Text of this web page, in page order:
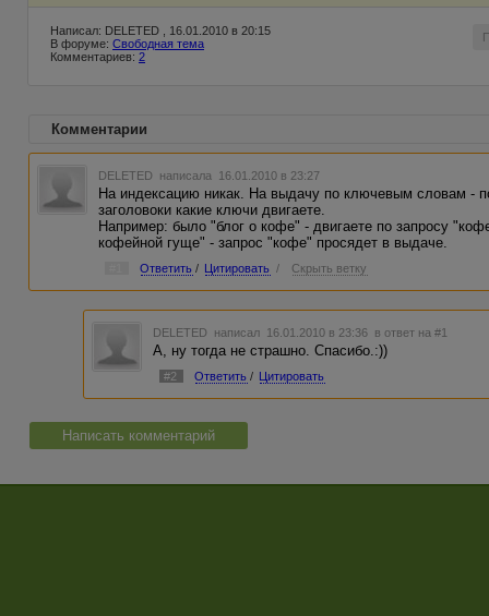
Написал: DELETED , 16.01.2010 в 20:15
В форуме: Свободная тема
Комментариев: 2
Комментарии
DELETED написала 16.01.2010 в 23:27
На индексацию никак. На выдачу по ключевым словам -
заголовоки какие ключи двигаете.
Например: было "блог о кофе" - двигаете по запросу
кофейной гуще" - запрос "кофе" просядет в выдаче.
Ответить / Цитировать / Скрыть ветку
DELETED написал 16.01.2010 в 23:36 в ответ на #1
А, ну тогда не страшно. Спасибо.:))
#2 Ответить / Цитировать
Написать комментарий